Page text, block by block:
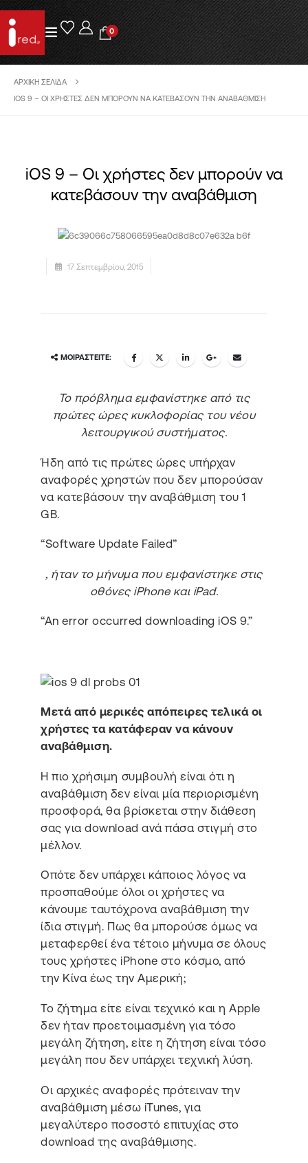
0
ΑΡΧΙΚΉ ΣΕΛΊΔΑ
IOS 9 – ΟΙ ΧΡΉΣΤΕΣ ΔΕΝ ΜΠΟΡΟΎΝ ΝΑ ΚΑΤΕΒΆΣΟΥΝ ΤΗΝ ΑΝΑΒΆΘΜΙΣΗ
iOS 9 – Οι χρήστες δεν μπορούν να
κατεβάσουν την αναβάθμιση
17 Σεπτεμβρίου, 2015
ΜΟΙΡΑΣΤΕΊΤΕ:
Το πρόβλημα εμφανίστηκε από τις
πρώτες ώρες κυκλοφορίας του νέου
λειτουργικού συστήματος.
Ήδη από τις πρώτες ώρες υπήρχαν
αναφορές χρηστών που δεν μπορούσαν
να κατεβάσουν την αναβάθμιση του 1
GB.
“Software Update Failed”
, ήταν το μήνυμα που εμφανίστηκε στις
οθόνες iPhone και iPad.
“An error occurred downloading iOS 9.”
Μετά από μερικές απόπειρες τελικά οι
χρήστες τα κατάφεραν να κάνουν
αναβάθμιση.
Η πιο χρήσιμη συμβουλή είναι ότι η
αναβάθμιση δεν είναι μία περιορισμένη
προσφορά, θα βρίσκεται στην διάθεση
σας για download ανά πάσα στιγμή στο
μέλλον.
Οπότε δεν υπάρχει κάποιος λόγος να
προσπαθούμε όλοι οι χρήστες να
κάνουμε ταυτόχρονα αναβάθμιση την
ίδια στιγμή. Πως θα μπορούσε όμως να
μεταφερθεί ένα τέτοιο μήνυμα σε όλους
τους χρήστες iPhone στο κόσμο, από
την Κίνα έως την Αμερική;
Το ζήτημα είτε είναι τεχνικό και η Apple
δεν ήταν προετοιμασμένη για τόσο
μεγάλη ζήτηση, είτε η ζήτηση είναι τόσο
μεγάλη που δεν υπάρχει τεχνική λύση.
Οι αρχικές αναφορές πρότειναν την
αναβάθμιση μέσω iTunes, για
μεγαλύτερο ποσοστό επιτυχίας στο
download της αναβάθμισης.